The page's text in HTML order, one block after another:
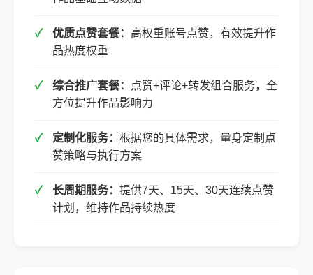
优质点赞套餐： 高权重账号点赞，有效提升作
品热度权重
综合推广套餐：
点赞+评论+转发组合服务，全
方位提升作品影响力
定制化服务： 根据您的具体需求，量身定制点
赞策略与执行方案
长周期服务： 提供7天、15天、30天连续点赞
计划，维持作品持续热度